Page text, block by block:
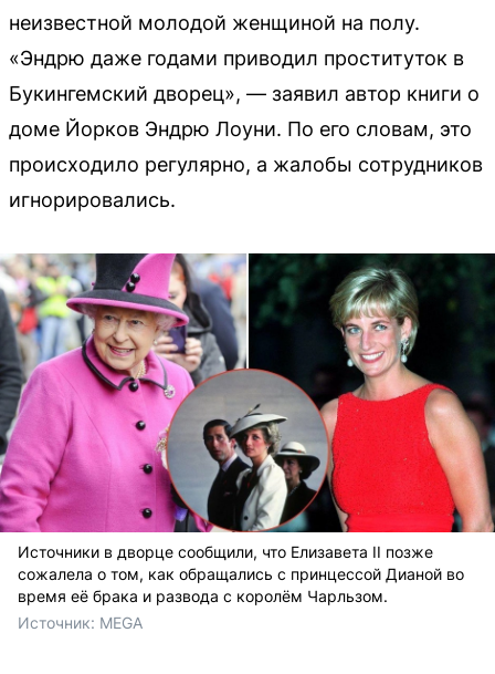
неизвестной молодой женщиной на полу.
«Эндрю даже годами приводил проституток в
Букингемский дворец», — заявил автор книги о
доме Йорков Эндрю Лоуни. По его словам, это
происходило регулярно, а жалобы сотрудников
игнорировались.
Источники в дворце сообщили, что Елизавета II позже
сожалела о том, как обращались с принцессой Дианой во
время её брака и развода с королём Чарльзом.
Источник: MEGA